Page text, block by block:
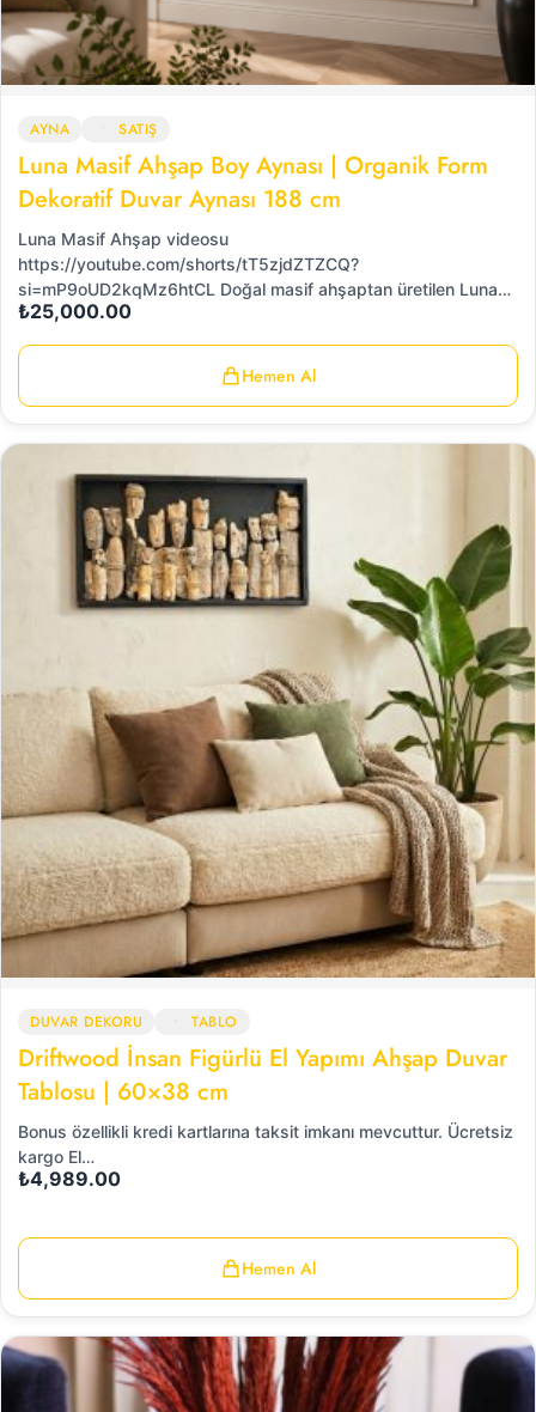
AYNA SATIŞ
Luna Masif Ahşap Boy Aynası | Organik Form
Dekoratif Duvar Aynası 188 cm
Luna Masif Ahşap videosu
https://youtube.com/shorts/tT5zjdZTZCQ?
si=mP9oUD2kqMz6htCL Doğal masif ahşaptan üretilen Luna…
₺25,000.00
Hemen Al
DUVAR DEKORU TABLO
Driftwood İnsan Figürlü El Yapımı Ahşap Duvar
Tablosu | 60×38 cm
Bonus özellikli kredi kartlarına taksit imkanı mevcuttur. Ücretsiz
kargo El…
₺4,989.00
Hemen Al